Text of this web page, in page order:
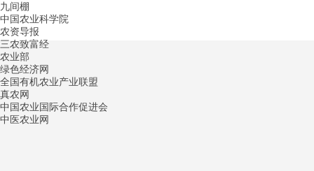
九间棚
中国农业科学院
农资导报
三农致富经
农业部
绿色经济网
全国有机农业产业联盟
真农网
中国农业国际合作促进会
中医农业网